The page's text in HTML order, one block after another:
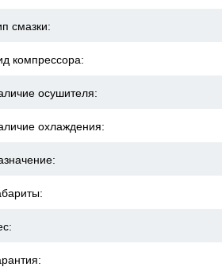
смазки:
компрессора:
осушителя:
охлаждения: